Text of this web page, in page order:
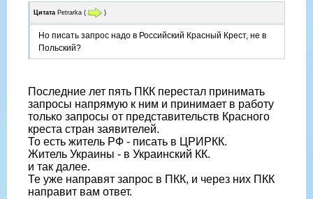
Цитата Petrarka ( )
Но писать запрос надо в Российский Красный Крест, не в
Польский?
Последние лет пять ПКК перестал принимать
запросы напрямую к ним и принимает в работу
только запросы от представительств Красного
креста стран заявителей.
То есть житель РФ - писать в ЦРИРКК.
Житель Украины - в Украинский КК.
и так далее.
Те уже направят запрос в ПКК, и через них ПКК
направит вам ответ.